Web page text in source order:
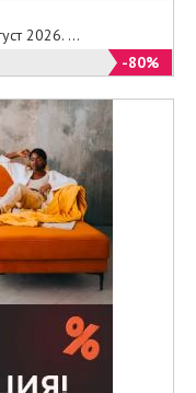
2026. ...
-80%